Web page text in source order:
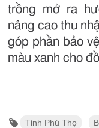
trồng mở ra
nâng cao thu
góp phần bảo
màu xanh cho
Tỉnh Phú Thọ